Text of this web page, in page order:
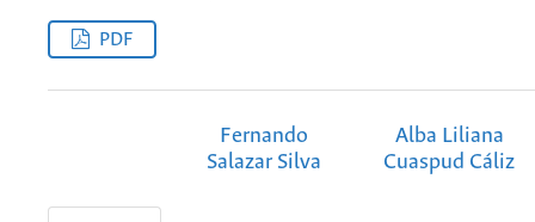
PDF
Fernando
Salazar Silva
Alba Liliana
Cuaspud Cáliz